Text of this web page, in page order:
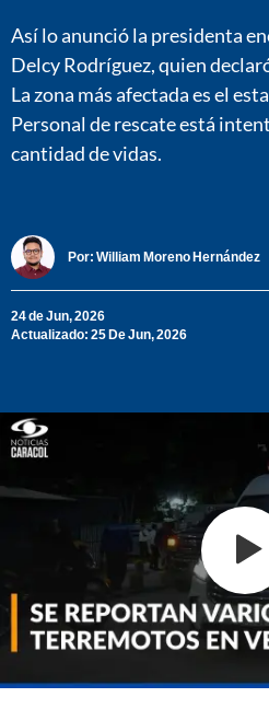
Así lo anunció la presidenta
Delcy Rodríguez, quien
La zona más afectada es el
Personal de rescate está
cantidad de vidas.
Por: William Moreno Hernández
24 de Jun, 2026
Actualizado: 25 De Jun, 2026